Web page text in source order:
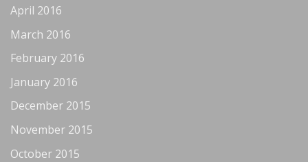
April 2016
March 2016
February 2016
January 2016
December 2015
November 2015
October 2015